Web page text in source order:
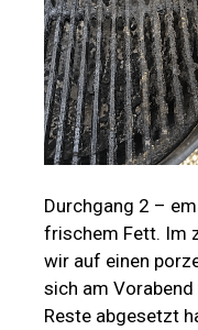
Durchgang 2 –
frischem Fett. Im
wir auf einen
sich am
Reste abgesetzt